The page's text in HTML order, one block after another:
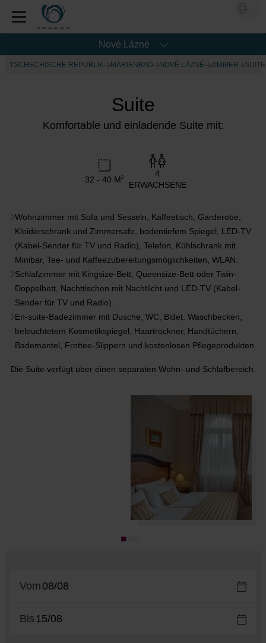
Nové Lázné
TSCHECHISCHE REPUBLIK MARIENBAD NOVÉ LÁZNĚ ZIMMER SUITE
Suite
Komfortable und einladende Suite mit:
32 - 40 M2
4
ERWACHSENE
Wohnzimmer mit Sofa und Sesseln, Kaffeetisch, Garderobe,
Kleiderschrank und Zimmersafe, bodentiefem Spiegel, LED-TV
(Kabel-Sender für TV und Radio), Telefon, Kühlschrank mit
Minibar, Tee- und Kaffeezubereitungsmöglichkeiten, WLAN.
Schlafzimmer mit Kingsize-Bett, Queensize-Bett oder Twin-
Doppelbett, Nachttischen mit Nachtlicht und LED-TV (Kabel-
Sender für TV und Radio).
En-suite-Badezimmer mit Dusche, WC, Bidet, Waschbecken,
beleuchtetem Kosmetikspiegel, Haartrockner, Handtüchern,
Bademantel, Frottee-Slippern und kostenlosen Pflegeprodukten.
Die Suite verfügt über einen separaten Wohn- und Schlafbereich.
Vom
Bis